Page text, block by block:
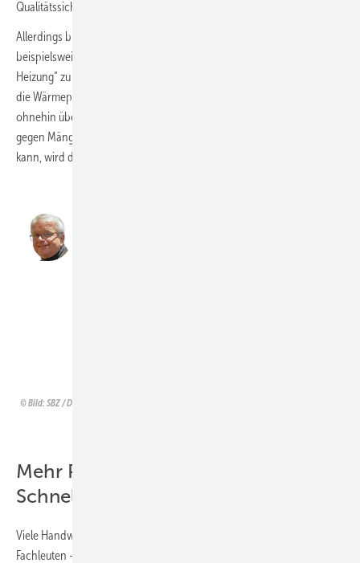
Qualitätssicherung vorschreibt. Darüber bestand durchweg Einigkeit.
Allerdings brauche es dafür kein weiteres Leistungsmerkmal,
beispielsweise ausgebildete Mitarbeiter noch zusätzlich als „Fachkraft
Heizung“ zu zertifizieren. Schulungen und Fachinformationen rund um
die Wärmepumpe würden den organisierten Innungsbetrieben
ohnehin über die Landesverbände bereitgestellt. Was darüber hinaus
gegen Mängel bei installierten Wärmepumpen unternommen werden
kann, wird der ZVSHK in weiteren Gesprächen mit der dena erörtern.
Bild: SBZ / Dietrich
Mehr Personal im
Schnelldurchgang?
Viele Handwerksbetriebe suchen permanent nach gut ausgebildeten
Fachleuten – doch in der SHK-Branche besteht daran bekanntlich